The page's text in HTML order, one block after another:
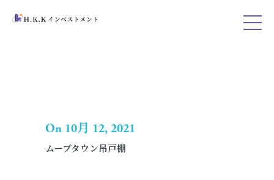
On 10月 12, 2021
ムーブタウン吊戸棚